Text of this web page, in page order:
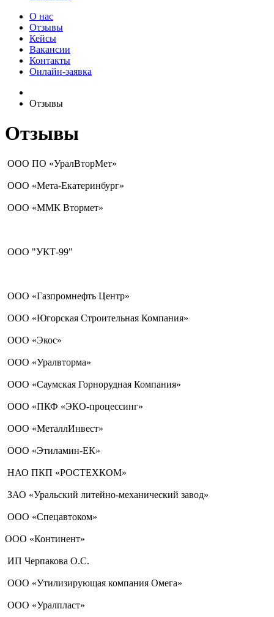
О нас
Отзывы
Кейсы
Вакансии
Контакты
Онлайн-заявка
Отзывы
Отзывы
ООО ПО «УралВторМет»
ООО «Мета-Екатеринбург»
ООО «ММК Втормет»
ООО "УКТ-99"
ООО «Газпромнефть Центр»
ООО «Югорская Строительная Компания»
ООО «Экос»
ООО «Уралвторма»
ООО «Саумская Горнорудная Компания»
ООО «ПКФ «ЭКО-процессинг»
ООО «МеталлИнвест»
ООО «Этиламин-ЕК»
НАО ПКП «РОСТЕХКОМ»
ЗАО «Уральский литейно-механический завод»
ООО «Спецавтоком»
ООО «Континент»
ИП Черпакова О.С.
ООО «Утилизирующая компания Омега»
ООО «Уралпласт»